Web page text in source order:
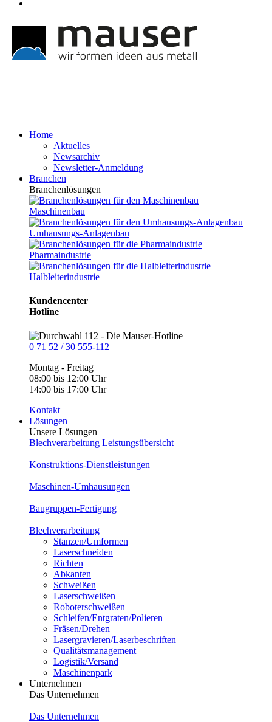
Home
Aktuelles
Newsarchiv
Newsletter-Anmeldung
Branchen
Branchenlösungen
Maschinenbau
Umhausungs-Anlagenbau
Pharmaindustrie
Halbleiterindustrie
Kundencenter
Hotline
0 71 52 / 30 555-112
Montag - Freitag
08:00 bis 12:00 Uhr
14:00 bis 17:00 Uhr
Kontakt
Lösungen
Unsere Lösungen
Blechverarbeitung Leistungsübersicht
Konstruktions-Dienstleistungen
Maschinen-Umhausungen
Baugruppen-Fertigung
Blechverarbeitung
Stanzen/Umformen
Laserschneiden
Richten
Abkanten
Schweißen
Laserschweißen
Roboterschweißen
Schleifen/Entgraten/Polieren
Fräsen/Drehen
Lasergravieren/Laserbeschriften
Qualitätsmanagement
Logistik/Versand
Maschinenpark
Unternehmen
Das Unternehmen
Das Unternehmen